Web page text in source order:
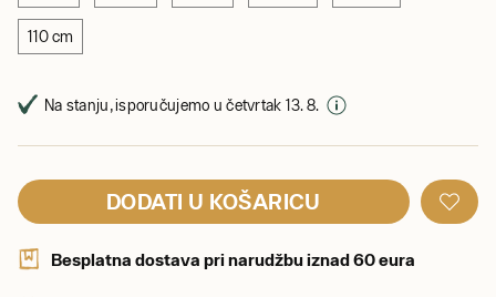
110 cm
Na stanju, isporučujemo u četvrtak 13. 8.
DODATI U KOŠARICU
Besplatna dostava pri narudžbu iznad 60 eura